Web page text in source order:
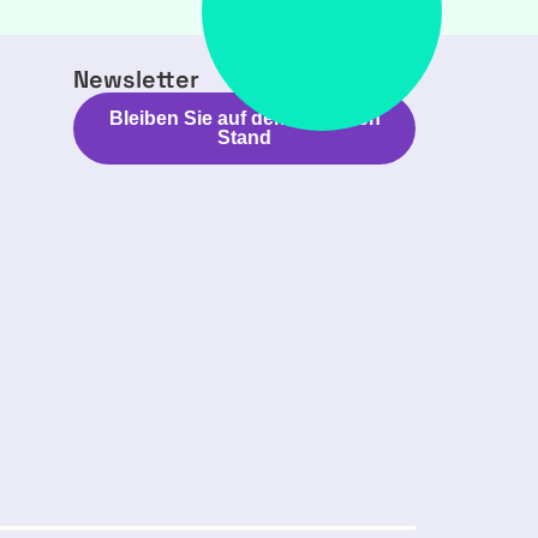
Newsletter
Bleiben Sie auf dem neuesten
Stand